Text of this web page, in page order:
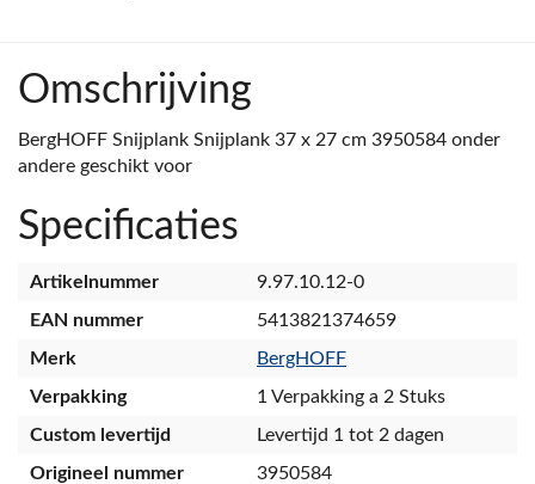
Omschrijving
BergHOFF Snijplank Snijplank 37 x 27 cm 3950584 onder
andere geschikt voor
Specificaties
Artikelnummer
9.97.10.12-0
EAN nummer
5413821374659
Merk
BergHOFF
Verpakking
1 Verpakking a 2 Stuks
Custom levertijd
Levertijd 1 tot 2 dagen
Origineel nummer
3950584